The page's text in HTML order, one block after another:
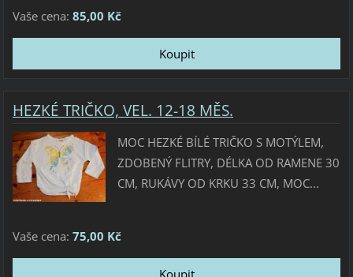
Vaše cena: 85,00 Kč
HEZKÉ TRIČKO, VEL. 12-18 MĚS.
MOC HEZKÉ BÍLÉ TRIČKO S MOTÝLEM,
ZDOBENÝ FLITRY, DÉLKA OD RAMENE 30
CM, RUKÁVY OD KRKU 33 CM, MOC...
Vaše cena: 75,00 Kč